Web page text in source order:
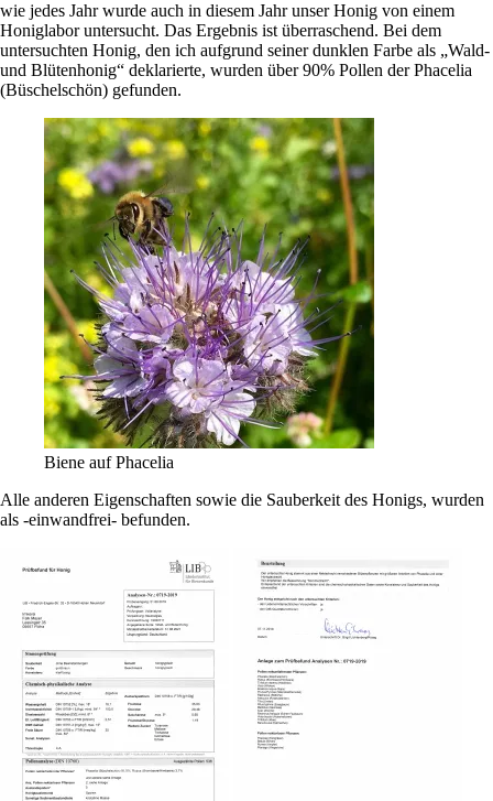
wie jedes Jahr wurde auch in diesem Jahr unser Honig von einem
Honiglabor untersucht. Das Ergebnis ist überraschend. Bei dem
untersuchten Honig, den ich aufgrund seiner dunklen Farbe als „Wald-
und Blütenhonig“ deklarierte, wurden über 90% Pollen der Phacelia
(Büschelschön) gefunden.
Biene auf Phacelia
Alle anderen Eigenschaften sowie die Sauberkeit des Honigs, wurden
als -einwandfrei- befunden.